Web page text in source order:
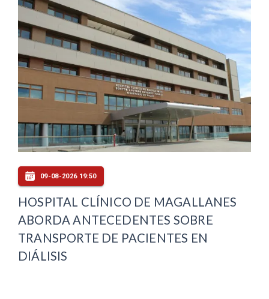
09-08-2026 19:50
HOSPITAL CLÍNICO DE MAGALLANES
ABORDA ANTECEDENTES SOBRE
TRANSPORTE DE PACIENTES EN
DIÁLISIS